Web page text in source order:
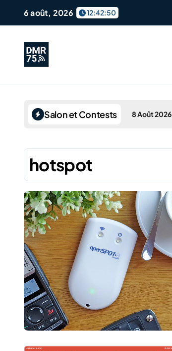
content
6 août, 2026 12:42:51
Salon et Contests 8 Août 2026
hotspot